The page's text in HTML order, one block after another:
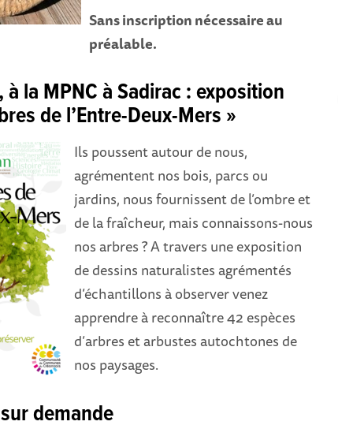
Sans inscription nécessaire au
préalable.
à la MPNC à Sadirac : exposition
de l’Entre-Deux-Mers »
Ils poussent autour de nous,
agrémentent nos bois, parcs ou
jardins, nous fournissent de l’ombre et
de la fraîcheur, mais connaissons-nous
nos arbres ? A travers une exposition
de dessins naturalistes agrémentés
d’échantillons à observer venez
apprendre à reconnaître 42 espèces
d’arbres et arbustes autochtones de
nos paysages.
demande